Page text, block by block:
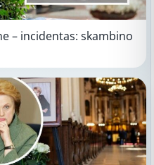
– incidentas: skambino